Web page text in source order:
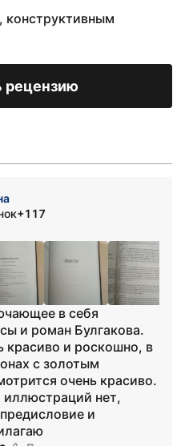
конструктивным
рецензию
+117
в себя
и роман Булгакова.
красиво и роскошно, в
с золотым
очень красиво.
иллюстраций нет,
и